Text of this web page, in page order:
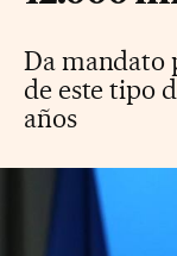
Da mandato
de este tipo
años